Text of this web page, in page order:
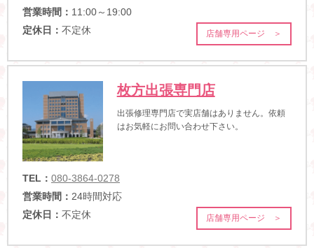
営業時間： 11:00～19:00
定休日： 不定休 店舗専用ページ ＞
枚方出張専門店
出張修理専門店で実店舗はありません。依頼
はお気軽にお問い合わせ下さい。
TEL： 080-3864-0278
営業時間： 24時間対応
定休日： 不定休 店舗専用ページ ＞